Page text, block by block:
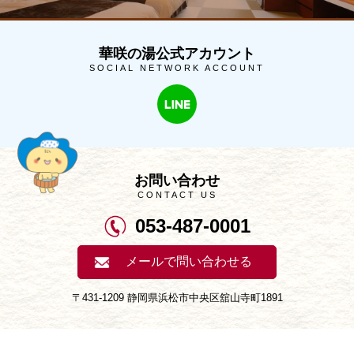
華咲の湯公式アカウント
SOCIAL NETWORK ACCOUNT
お問い合わせ
CONTACT US
053-487-0001
メールで問い合わせる
〒431-1209 静岡県浜松市中央区舘山寺町1891